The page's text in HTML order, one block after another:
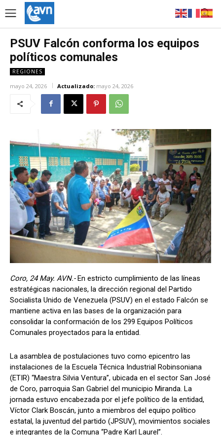
PSUV Falcón conforma los equipos
políticos comunales
REGIONES
mayo 24, 2026 Actualizado: mayo 24, 2026
Coro, 24 May. AVN.-En estricto cumplimiento de las líneas
estratégicas nacionales, la dirección regional del Partido
Socialista Unido de Venezuela (PSUV) en el estado Falcón se
mantiene activa en las bases de la organización para
consolidar la conformación de los 299 Equipos Políticos
Comunales proyectados para la entidad.
La asamblea de postulaciones tuvo como epicentro las
instalaciones de la Escuela Técnica Industrial Robinsoniana
(ETIR) “Maestra Silvia Ventura”, ubicada en el sector San José
de Coro, parroquia San Gabriel del municipio Miranda. La
jornada estuvo encabezada por el jefe político de la entidad,
Víctor Clark Boscán, junto a miembros del equipo político
estatal, la juventud del partido (JPSUV), movimientos sociales
e integrantes de la Comuna “Padre Karl Laurel”.